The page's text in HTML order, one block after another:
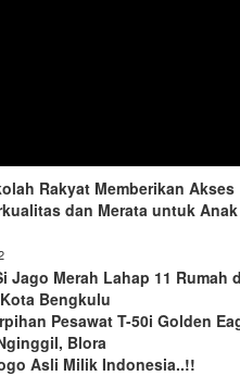
Rakyat Memberikan Akses
dan Merata untuk Anak
Jago Merah Lahap 11 Rumah
Bengkulu
Pesawat T-50i Golden
Blora
Asli Milik Indonesia..!!